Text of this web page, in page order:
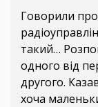
Говорили
такий…
одного від
другого.
хоча